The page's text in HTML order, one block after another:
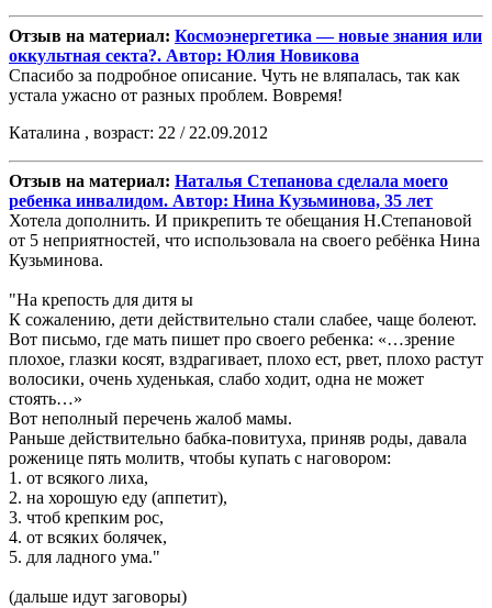
Отзыв на материал: Космоэнергетика — новые знания или
оккультная секта?. Автор: Юлия Новикова
Спасибо за подробное описание. Чуть не вляпалась, так как
устала ужасно от разных проблем. Вовремя!
Каталина , возраст: 22 / 22.09.2012
Отзыв на материал: Наталья Степанова сделала моего
ребенка инвалидом. Автор: Нина Кузьминова, 35 лет
Хотела дополнить. И прикрепить те обещания Н.Степановой
от 5 неприятностей, что использовала на своего ребёнка Нина
Кузьминова.
"На крепость для дитя ы
К сожалению, дети действительно стали слабее, чаще болеют.
Вот письмо, где мать пишет про своего ребенка: «…зрение
плохое, глазки косят, вздрагивает, плохо ест, рвет, плохо растут
волосики, очень худенькая, слабо ходит, одна не может
стоять…»
Вот неполный перечень жалоб мамы.
Раньше действительно бабка-повитуха, приняв роды, давала
роженице пять молитв, чтобы купать с наговором:
1. от всякого лиха,
2. на хорошую еду (аппетит),
3. чтоб крепким рос,
4. от всяких болячек,
5. для ладного ума."
(дальше идут заговоры)